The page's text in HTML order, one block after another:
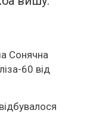
Сонячна
60 від